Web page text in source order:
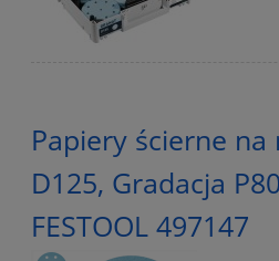
Papiery ścierne na
D125, Gradacja
FESTOOL 497147